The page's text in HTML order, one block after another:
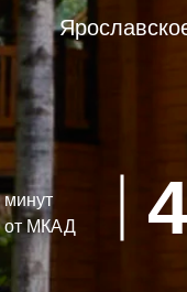
минут
от МКАД